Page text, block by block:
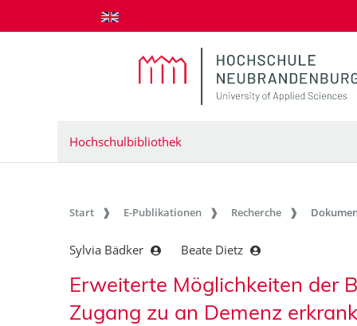
zum Inhalt springen
Hochschulbibliothek
Start E-Publikationen Recherche
Sylvia Bädker Beate Dietz
Erweiterte Möglichkeiten der
Zugang zu an Demenz